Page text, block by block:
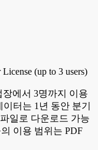
(up to 3 users)
장에서 3명까지 이용
터는 1년 동안 분기
일로 다운로드 가능
이용 범위는 PDF